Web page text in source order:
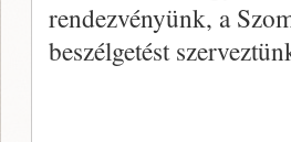
rendezvényünk, a
beszélgetést